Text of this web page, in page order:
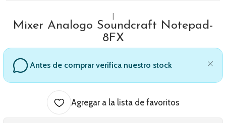
Mixer Analogo Soundcraft Notepad-
8FX
Antes de comprar verifica nuestro stock
Agregar a la lista de favoritos